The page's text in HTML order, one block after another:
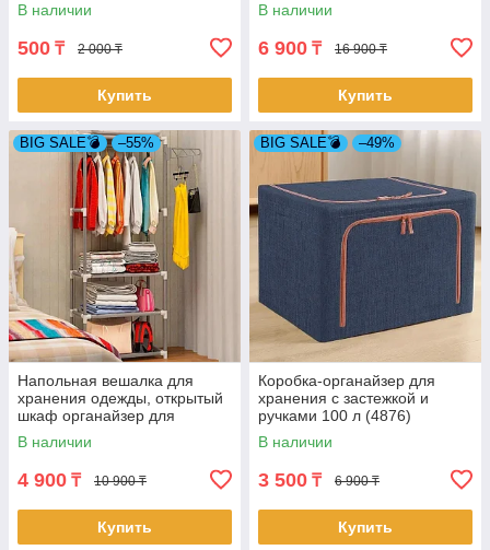
В наличии
500 ₸ 2 000 ₸
Купить
В наличии
6 900 ₸ 16 900 ₸
Купить
BIG SALE💣 –55%
Напольная вешалка для
хранения одежды, открытый
шкаф органайзер для
одежды на 4 полки
В наличии
4 900 ₸ 10 900 ₸
Купить
BIG SALE💣 –49%
Коробка-органайзер для
хранения с застежкой и
ручками 100 л (4876)
В наличии
3 500 ₸ 6 900 ₸
Купить